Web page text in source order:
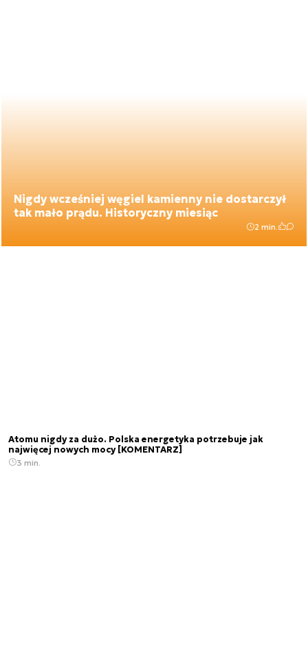
Nigdy wcześniej węgiel kamienny nie dostarczył
tak mało prądu. Historyczny miesiąc
2 min.
Atomu nigdy za dużo. Polska energetyka potrzebuje jak
najwięcej nowych mocy [KOMENTARZ]
3 min.